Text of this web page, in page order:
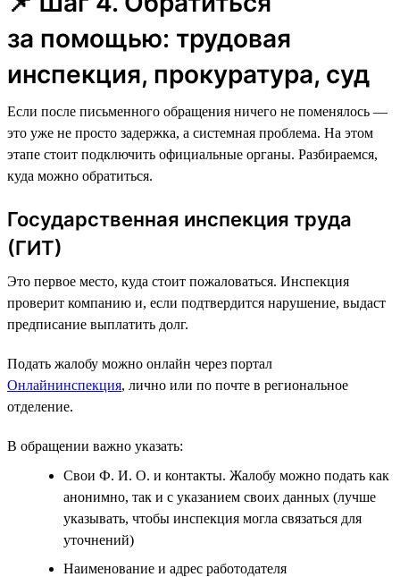
за помощью: трудовая
инспекция, прокуратура, суд
Если после письменного обращения ничего не поменялось —
это уже не просто задержка, а системная проблема. На этом
этапе стоит подключить официальные органы. Разбираемся,
куда можно обратиться.
Государственная инспекция труда
(ГИТ)
Это первое место, куда стоит пожаловаться. Инспекция
проверит компанию и, если подтвердится нарушение, выдаст
предписание выплатить долг.
Подать жалобу можно онлайн через портал
Онлайнинспекция, лично или по почте в региональное
отделение.
В обращении важно указать:
Свои Ф. И. О. и контакты. Жалобу можно подать как
анонимно, так и с указанием своих данных (лучше
указывать, чтобы инспекция могла связаться для
уточнений)
Наименование и адрес работодателя